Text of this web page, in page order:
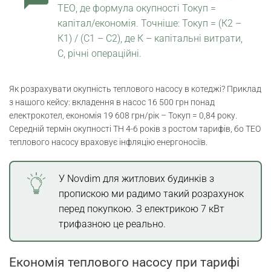
ТЕО, де формула окупності Токуп =
капітал/економія. Точніше: Токуп = (К2 –
К1) / (С1 – С2), де К – капітальні витрати,
С, річні операційні.
Як розрахувати окупність теплового насосу в котеджі? Приклад
з нашого кейсу: вкладення в насос 16 500 грн понад
електрокотел, економія 19 608 грн/рік – Токуп = 0,84 року.
Середній термін окупності ТН 4-6 років з ростом тарифів, бо ТЕО
теплового насосу враховує інфляцію енергоносіїв.
У Novdim для житлових будинків з
пропискою ми радимо такий розрахунок
перед покупкою. З електрикою 7 кВт
трифазною це реально.
Економія теплового насосу при тарифі